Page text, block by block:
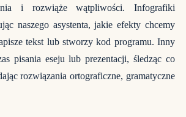
i rozwiąże wątpliwości. Infografiki
naszego asystenta, jakie efekty chcemy
tekst lub stworzy kod programu. Inny
pisania eseju lub prezentacji, śledząc co
rozwiązania ortograficzne, gramatyczne